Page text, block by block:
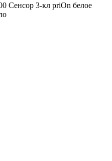
Сенсор 3-кл priOn белое